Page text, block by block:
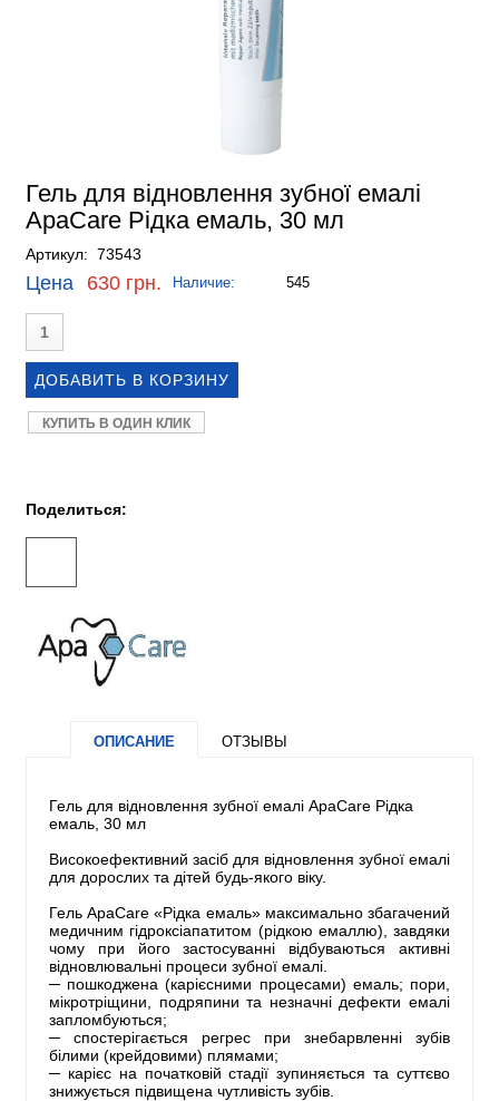
Гель для відновлення зубної емалі
ApaCare Рідка емаль, 30 мл
Артикул: 73543
Цена 630 грн. Наличие: 545
КУПИТЬ В ОДИН КЛИК
Поделиться:
ОПИСАНИЕ ОТЗЫВЫ
Гель для відновлення зубної емалі ApaCare Рідка
емаль, 30 мл
Високоефективний засіб для відновлення зубної емалі
для дорослих та дітей будь-якого віку.
Гель ApaCare «Рідка емаль» максимально збагачений
медичним гідроксіапатитом (рідкою емаллю), завдяки
чому при його застосуванні відбуваються активні
відновлювальні процеси зубної емалі.
─ пошкоджена (карієсними процесами) емаль; пори,
мікротріщини, подряпини та незначні дефекти емалі
запломбуються;
─ спостерігається регрес при знебарвленні зубів
білими (крейдовими) плямами;
─ карієс на початковій стадії зупиняється та суттєво
знижується підвищена чутливість зубів.